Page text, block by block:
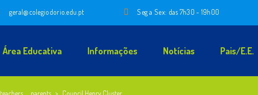
geral@colegiodorio.edu.pt Seg a Sex: das 7h30 - 19h00
Área Educativa Informações Notícias Pais/E.E.
teachers , parents > Council Henry Cluster